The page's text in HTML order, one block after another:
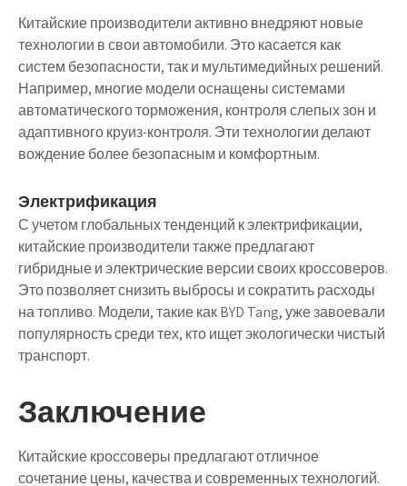
Китайские производители активно внедряют новые
технологии в свои автомобили. Это касается как
систем безопасности, так и мультимедийных решений.
Например, многие модели оснащены системами
автоматического торможения, контроля слепых зон и
адаптивного круиз-контроля. Эти технологии делают
вождение более безопасным и комфортным.
Электрификация
С учетом глобальных тенденций к электрификации,
китайские производители также предлагают
гибридные и электрические версии своих кроссоверов.
Это позволяет снизить выбросы и сократить расходы
на топливо. Модели, такие как BYD Tang, уже завоевали
популярность среди тех, кто ищет экологически чистый
транспорт.
Заключение
Китайские кроссоверы предлагают отличное
сочетание цены, качества и современных технологий.